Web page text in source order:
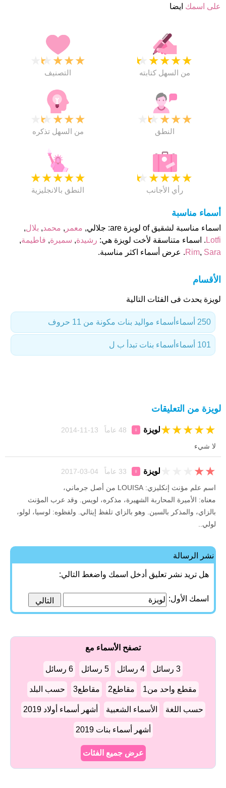
على اسمك ايضا
★
★
★
★
التصنيف
★
★
★
★
★
من السهل كتابته
★
★
★
★
من السهل تذكره
★
★
★
★
النطق
★
★
★
★
★
النطق بالانجليزية
★
★
★
★
★
رأي الأجانب
أسماء مناسبة
اسماء مناسبة لشقيق of لويزة are: جلالي, معمر , محمد, بلال,
Lotfi . اسماء متناسقة لأخت لويزة هي: رشيدة, سميرة, فاطيمة,
Rim, Sara . عرض أسماء اكثر مناسبة.
الأقسام
لويزة يحدث فى الفئات التالية
أسماء مواليد بنات مكونة من 11 حروف 250 أسماء
أسماء بنات تبدأ ب ل 101 أسماء
لويزة من التعليقات
لويزة ♀ ★
★
★
★
★
لا شيء
لويزة ♀ ★
★
اسم علم مؤنث إنكليزي: LOUISA من أصل جرماني،
معناه: الأميرة المحاربة الشهيرة، مذكره، لويس. وقد عرب المؤنث
بالزاي، والمذكر بالسين. وهو بالزاي تلفظ إيتالي. ولفظوه: لوسيا، لولو،
لولي..
نشر الرسالة
هل تريد نشر تعليق أدخل اسمك واضغط التالي:
اسمك الأول:
تصفح الأسماء مع
3 رسائل 4 رسائل 5 رسائل 6 رسائل
مقطع واحد من1 مقاطع2 مقاطع3 حسب البلد
حسب اللغة الأسماء الشعبية أشهر أسماء أولاد 2019
أشهر أسماء بنات 2019
عرض جميع الفئات